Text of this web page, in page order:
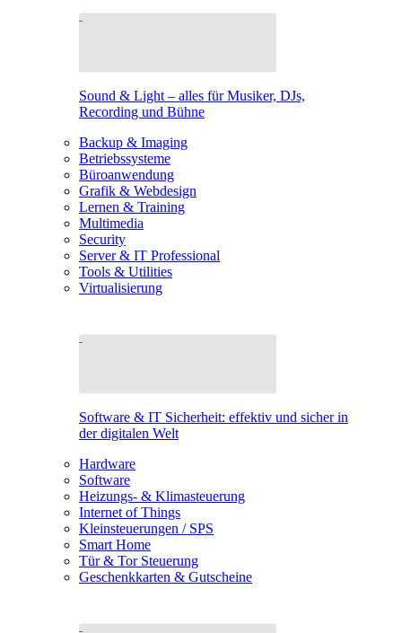
Sound & Light – alles für Musiker, DJs,
Recording und Bühne
Backup & Imaging
Betriebssysteme
Büroanwendung
Grafik & Webdesign
Lernen & Training
Multimedia
Security
Server & IT Professional
Tools & Utilities
Virtualisierung
Software & IT Sicherheit: effektiv und sicher in
der digitalen Welt
Hardware
Software
Heizungs- & Klimasteuerung
Internet of Things
Kleinsteuerungen / SPS
Smart Home
Tür & Tor Steuerung
Geschenkkarten & Gutscheine